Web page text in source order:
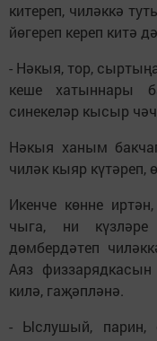
китереп, чиләккә
йөгереп кереп китә
- Нәкыя, тор,
кеше хатыннары
синекеләр кысыр
Нәкыя ханым
чиләк кыяр күтәреп,
Икенче көнне
чыга, ни
дөмбердәтеп
Аяз
килә, гаҗәпләнә.
- Ыслушый, парин,